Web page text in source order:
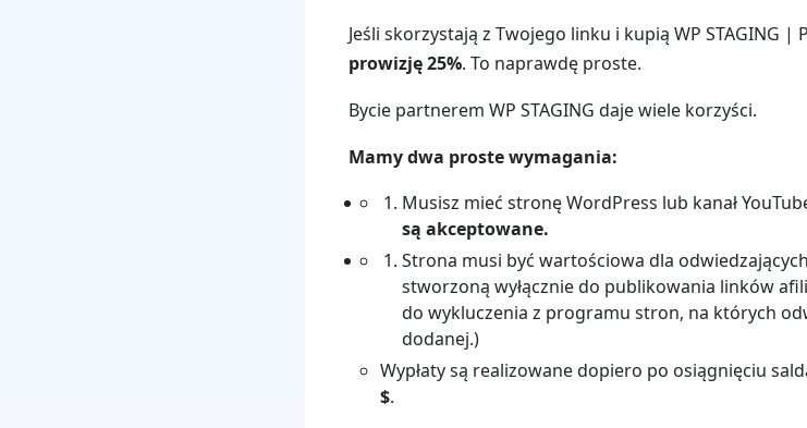
Jeśli skorzystają z Twojego linku i kupią WP STAGING |
prowizję 25%. To naprawdę proste.
Bycie partnerem WP STAGING daje wiele korzyści.
Mamy dwa proste wymagania:
Musisz mieć stronę WordPress lub kanał
są akceptowane.
Strona musi być wartościowa dla
stworzoną wyłącznie do publikowania linków
do wykluczenia z programu stron, na których
dodanej.)
Wypłaty są realizowane dopiero po osiągnięciu
$.